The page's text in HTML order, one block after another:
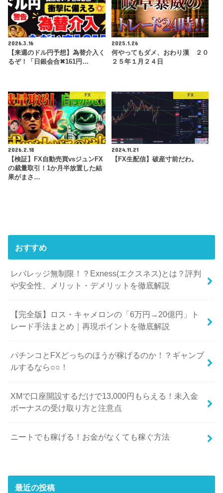
2026.3.16
【来週のドル円予想】為替介入く
るぞ！「日銀会合✖︎161円…
2025.1.26
何やってもダメ、おわり漢 ２０
２５年１月２４日
FX
2026.2.18
【検証】FX自動売買vsジュンFX
の裁量取引！1か月半放置した結
果がまさ…
FX
2024.11.21
【FX生配信】破産寸前だわ。
おすすめ
レバレッジ無制限！？Exness(エクスネス)とは？評判
や安全性、メリット・デメリットを徹底解説
【完全版】ロス・キャメロンの「6万円→20億円」ト
レード手法まとめ｜再現ポイントを徹底解説
パチンコとFXどっちのほうが稼げるのか！？ギャンブ
ルするなら○○！
XMで口座開設するだけで13,000円もらえる！未入金
ボーナスの受け取り方と注意点
ニートでも稼げる！お金がなくても稼ぐ方法
最近の投稿